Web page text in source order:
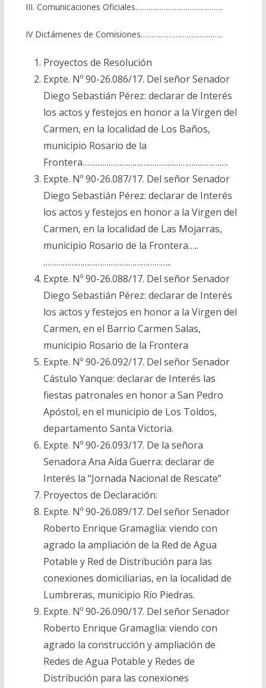
III. Comunicaciones Oficiales………………………………….
IV Dictámenes de Comisiones………………………………..
Proyectos de Resolución
Expte. Nº 90-26.086/17. Del señor Senador
Diego Sebastián Pérez: declarar de Interés
los actos y festejos en honor a la Virgen del
Carmen, en la localidad de Los Baños,
municipio Rosario de la
Frontera………………………………………………………….
Expte. Nº 90-26.087/17. Del señor Senador
Diego Sebastián Pérez: declarar de Interés
los actos y festejos en honor a la Virgen del
Carmen, en la localidad de Las Mojarras,
municipio Rosario de la Frontera…..
…………………………………………………..
Expte. Nº 90-26.088/17. Del señor Senador
Diego Sebastián Pérez: declarar de Interés
los actos y festejos en honor a la Virgen del
Carmen, en el Barrio Carmen Salas,
municipio Rosario de la Frontera
Expte. Nº 90-26.092/17. Del señor Senador
Cástulo Yanque: declarar de Interés las
fiestas patronales en honor a San Pedro
Apóstol, en el municipio de Los Toldos,
departamento Santa Victoria.
Expte. Nº 90-26.093/17. De la señora
Senadora Ana Aída Guerra: declarar de
Interés la “Jornada Nacional de Rescate”
Proyectos de Declaración:
Expte. Nº 90-26.089/17. Del señor Senador
Roberto Enrique Gramaglia: viendo con
agrado la ampliación de la Red de Agua
Potable y Red de Distribución para las
conexiones domiciliarias, en la localidad de
Lumbreras, municipio Río Piedras.
Expte. Nº 90-26.090/17. Del señor Senador
Roberto Enrique Gramaglia: viendo con
agrado la construcción y ampliación de
Redes de Agua Potable y Redes de
Distribución para las conexiones